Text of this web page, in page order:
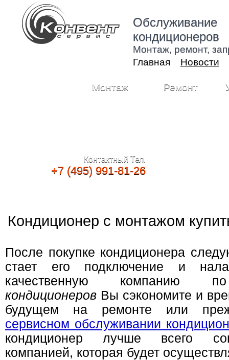
Обслуживание
кондиционеров
Монтаж, ремонт,
Главная
Новости
Монтаж Ремонт
Контактный Тел.
+7 (495) 991-81-26
Кондиционер с монтажом
После покупке кондиционера
стает его подключение и
качественную
кондиционеров Вы сэкономите и
будущем на ремонте или
сервисном обслуживании
кондиционер лучше всего
компанией, которая будет